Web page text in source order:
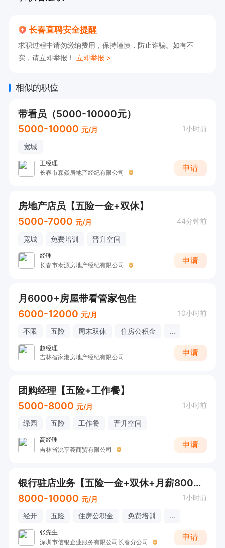
长春直聘安全提醒
求职过程中请勿缴纳费用，保持谨慎，防止诈骗。如有不
实，请立即举报！ 立即举报 >
相似的职位
带看员（5000-10000元）
5000-10000 元/月 1小时前
宽城
王经理
长春市森焱房地产经纪有限公司
申请
房地产店员【五险一金+双休】
5000-7000 元/月 44分钟前
宽城 免费培训 晋升空间
经理
长春市泰源房地产经纪有限公司
申请
月6000+房屋带看管家包住
6000-12000 元/月 10小时前
不限 五险 周末双休 住房公积金 ...
赵经理
吉林省家港房地产经纪有限公司
申请
团购经理【五险+工作餐】
5000-8000 元/月 1小时前
绿园 五险 工作餐 晋升空间
高经理
吉林省洮享荟商贸有限公司
申请
银行驻店业务【五险一金+双休+月薪8000+】
8000-10000 元/月 1小时前
经开 五险 住房公积金 免费培训 ...
张先生
深圳市信银企业服务有限公司长春分公司
申请